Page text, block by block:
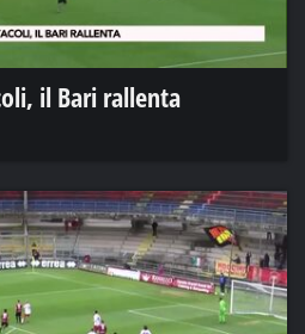
il Bari rallenta